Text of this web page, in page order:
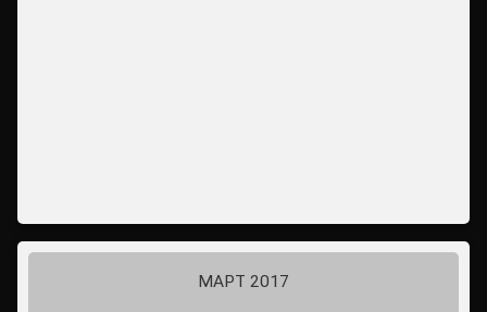
МАРТ 2017